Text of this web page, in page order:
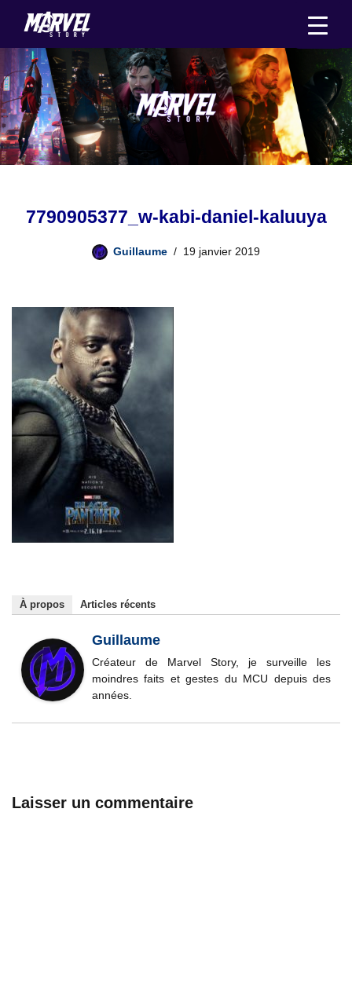
au
contenu
7790905377_w-kabi-daniel-kaluuya
Guillaume 19 janvier 2019
À propos Articles récents
Guillaume
Créateur de Marvel Story, je surveille les
moindres faits et gestes du MCU depuis des
années.
Laisser un commentaire